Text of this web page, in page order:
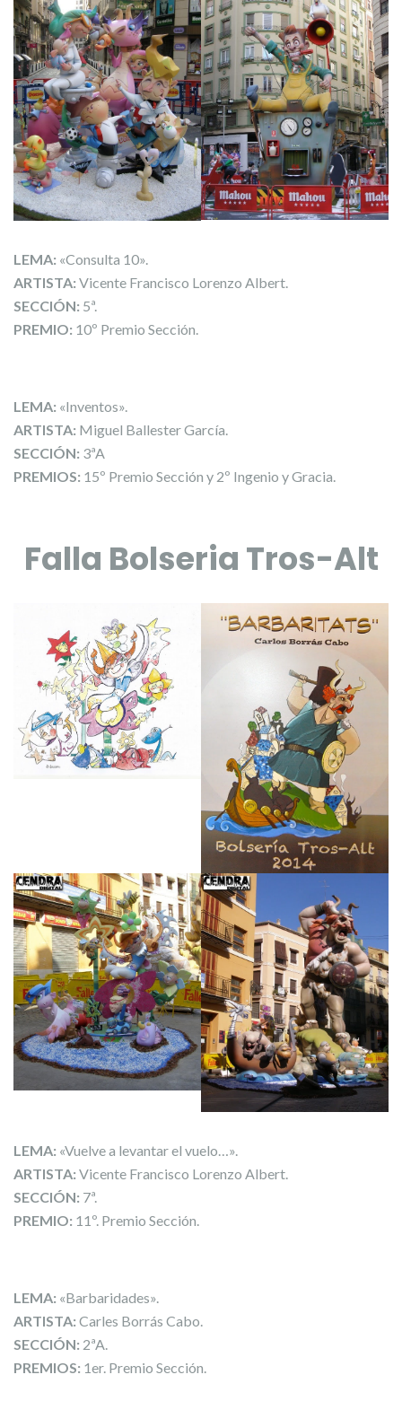
LEMA: «Consulta 10».
ARTISTA: Vicente Francisco Lorenzo Albert.
SECCIÓN: 5ª.
PREMIO: 10º Premio Sección.
LEMA: «Inventos».
ARTISTA: Miguel Ballester García.
SECCIÓN: 3ªA
PREMIOS: 15º Premio Sección y 2º Ingenio y Gracia.
Falla Bolseria Tros-Alt
LEMA: «Vuelve a levantar el vuelo…».
ARTISTA: Vicente Francisco Lorenzo Albert.
SECCIÓN: 7ª.
PREMIO: 11º. Premio Sección.
LEMA: «Barbaridades».
ARTISTA: Carles Borrás Cabo.
SECCIÓN: 2ªA.
PREMIOS: 1er. Premio Sección.